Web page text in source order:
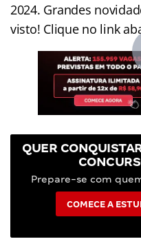
2024. Grandes
visto! Clique no link
QUER
Prepare-se com
COMECE A